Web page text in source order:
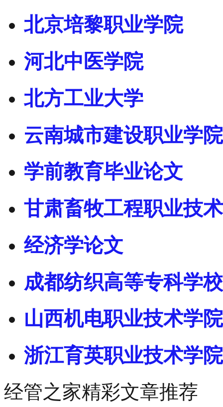
北京培黎职业学院
河北中医学院
北方工业大学
云南城市建设职业学院
学前教育毕业论文
甘肃畜牧工程职业技
经济学论文
成都纺织高等专科学校
山西机电职业技术学院
浙江育英职业技术学院
经管之家精彩文章推荐